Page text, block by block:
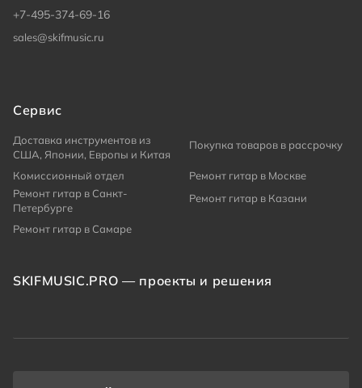
+7-495-374-69-16
sales@skifmusic.ru
Сервис
Доставка инструментов из
США, Японии, Европы и Китая
Покупка товаров в рассрочку
Комиссионный отдел
Ремонт гитар в Москве
Ремонт гитар в Санкт-
Петербурге
Ремонт гитар в Казани
Ремонт гитар в Самаре
SKIFMUSIC.PRO — проекты и решения